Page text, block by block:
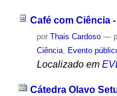
Café com Ciência
por Thais Cardoso —
Ciência, Evento
Localizado em
Cátedra Olavo